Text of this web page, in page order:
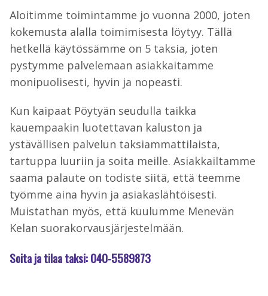
Aloitimme toimintamme jo vuonna 2000, joten
kokemusta alalla toimimisesta löytyy. Tällä
hetkellä käytössämme on 5 taksia, joten
pystymme palvelemaan asiakkaitamme
monipuolisesti, hyvin ja nopeasti.
Kun kaipaat Pöytyän seudulla taikka
kauempaakin luotettavan kaluston ja
ystävällisen palvelun taksiammattilaista,
tartuppa luuriin ja soita meille. Asiakkailtamme
saama palaute on todiste siitä, että teemme
työmme aina hyvin ja asiakaslähtöisesti.
Muistathan myös, että kuulumme Menevän
Kelan suorakorvausjärjestelmään.
Soita ja tilaa taksi: 040-5589873